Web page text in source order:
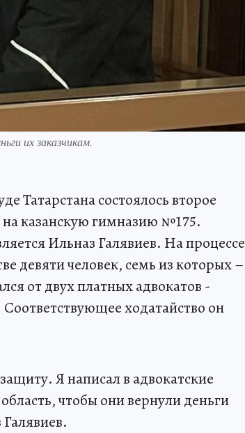
их заказчикам.
Татарстана состоялось второе
казанскую гимназию №175.
Ильназ Галявиев. На процессе
девяти человек, семь из которых –
от двух платных адвокатов -
ходатайство он
Я написал в адвокатские
чтобы они вернули деньги